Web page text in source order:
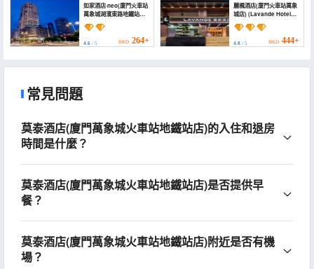
如家酒店·neo(廈門火車站
萬象城湖濱東路地鐵站店)
(Homeinn Hotel
(Xiamen Railway
Station Hubin East
Road))
4.6 / 5 HKD 264+
麗楓酒店(廈門火車站萬象
城店) (Lavande Hotel
(Xiamen Railway
Station MixC Store))
4.8/ 5 HKD 444+
常見問題
莫泰酒店(廈門萬象城火車站地鐵站店)的入住和退房
時間是什麼？
莫泰酒店(廈門萬象城火車站地鐵站店)是否提供早
餐？
莫泰酒店(廈門萬象城火車站地鐵站店)附近是否有機
場？